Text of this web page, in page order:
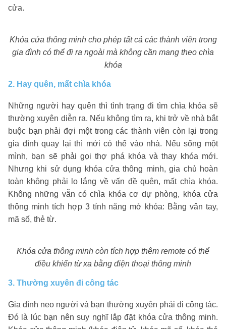
cửa.
Khóa cửa thông minh cho phép tất cả các thành viên trong
gia đình có thể đi ra ngoài mà không cần mang theo chìa
khóa
2. Hay quên, mất chìa khóa
Những người hay quên thì tình trạng đi tìm chìa khóa sẽ
thường xuyên diễn ra. Nếu không tìm ra, khi trở về nhà bắt
buộc bạn phải đợi một trong các thành viên còn lại trong
gia đình quay lại thì mới có thể vào nhà. Nếu sống một
mình, bạn sẽ phải gọi thợ phá khóa và thay khóa mới.
Nhưng khi sử dụng khóa cửa thông minh, gia chủ hoàn
toàn không phải lo lắng về vấn đề quên, mất chìa khóa.
Không những vẫn có chìa khóa cơ dự phòng, khóa cửa
thông minh tích hợp 3 tính năng mở khóa: Bằng vân tay,
mã số, thẻ từ.
Khóa cửa thông minh còn tích hợp thêm remote có thể
điều khiển từ xa bằng điện thoại thông minh
3. Thường xuyên đi công tác
Gia đình neo người và bạn thường xuyên phải đi công tác.
Đó là lúc bạn nên suy nghĩ lắp đặt khóa cửa thông minh.